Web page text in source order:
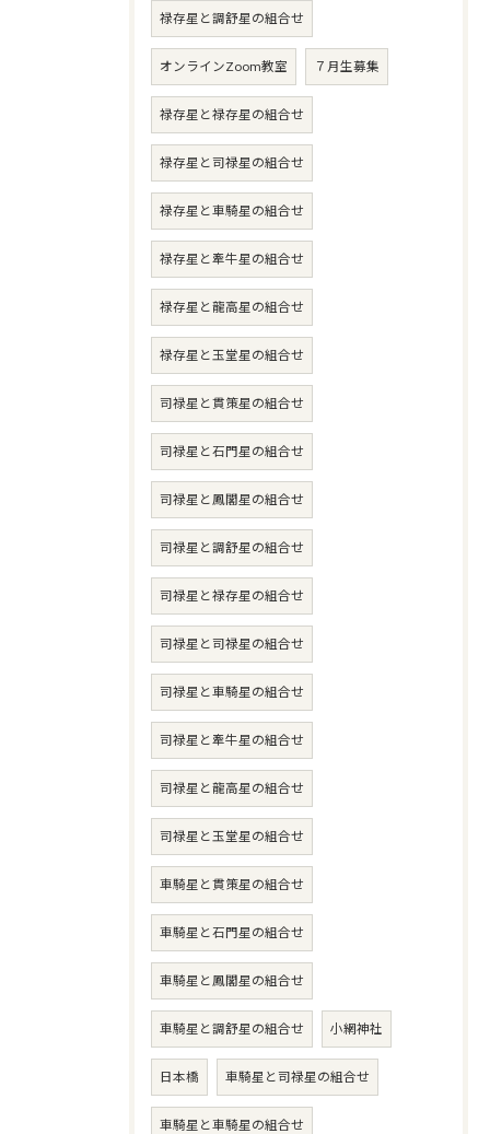
禄存星と調舒星の組合せ
オンラインZoom教室 ７月生募集
禄存星と禄存星の組合せ
禄存星と司禄星の組合せ
禄存星と車騎星の組合せ
禄存星と牽牛星の組合せ
禄存星と龍高星の組合せ
禄存星と玉堂星の組合せ
司禄星と貫策星の組合せ
司禄星と石門星の組合せ
司禄星と鳳閣星の組合せ
司禄星と調舒星の組合せ
司禄星と禄存星の組合せ
司禄星と司禄星の組合せ
司禄星と車騎星の組合せ
司禄星と牽牛星の組合せ
司禄星と龍高星の組合せ
司禄星と玉堂星の組合せ
車騎星と貫策星の組合せ
車騎星と石門星の組合せ
車騎星と鳳閣星の組合せ
車騎星と調舒星の組合せ 小網神社
日本橋 車騎星と司禄星の組合せ
車騎星と車騎星の組合せ